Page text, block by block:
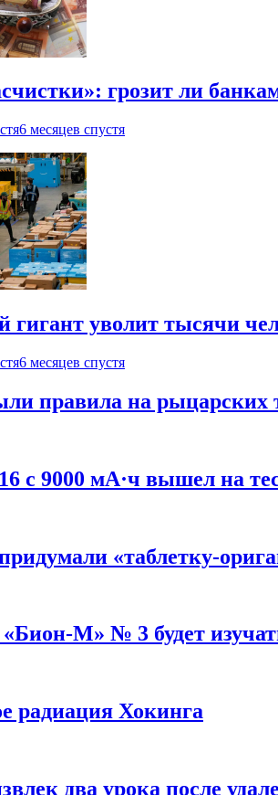
грозит ли
6 месяцев спустя
гигант уволит тысячи
6 месяцев спустя
правила на рыцарских
с 9000 мА·ч вышел на
«таблетку-
М» № 3 будет
радиация Хокинга
два урока после